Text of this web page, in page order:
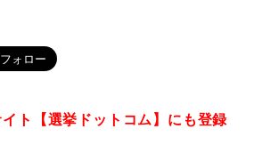
ト【選挙ドットコム】にも登録